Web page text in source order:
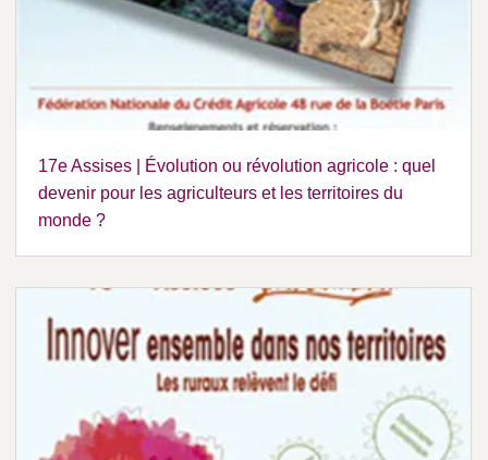
17e Assises | Évolution ou révolution agricole : quel
devenir pour les agriculteurs et les territoires du
monde ?